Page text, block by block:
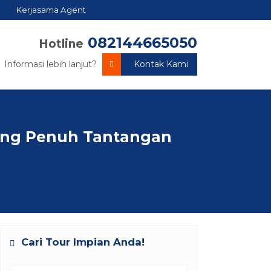
Kerjasama Agent
Hotline 082144665050
Informasi lebih lanjut? Kontak Kami
Penuh Tantangan
Cari Tour Impian Anda!